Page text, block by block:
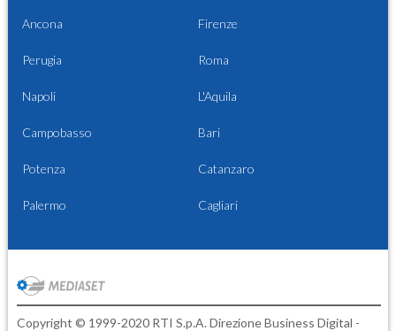
Ancona Firenze
Perugia Roma
Napoli L'Aquila
Campobasso Bari
Potenza Catanzaro
Palermo Cagliari
Copyright © 1999-2020 RTI S.p.A. Direzione Business Digital -